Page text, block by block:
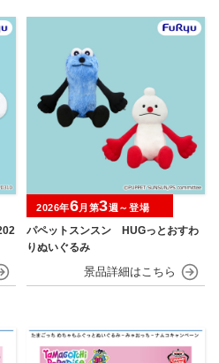
パペットスンスン HUGっとおすわ
りぬいぐるみ
2026年6月第3週～登場